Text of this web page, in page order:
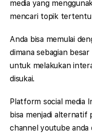
media yang
mencari topik tertentu
Anda bisa memulai
dimana sebagian
untuk melakukan
disukai.
Platform social media
bisa menjadi alternatif
channel youtube anda